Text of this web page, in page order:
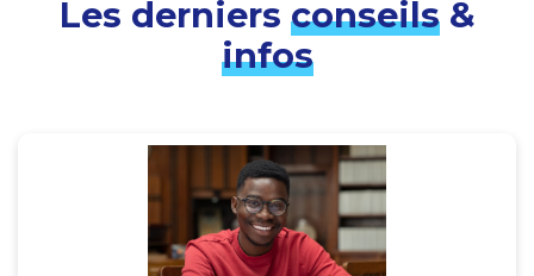
Les derniers conseils&
infos